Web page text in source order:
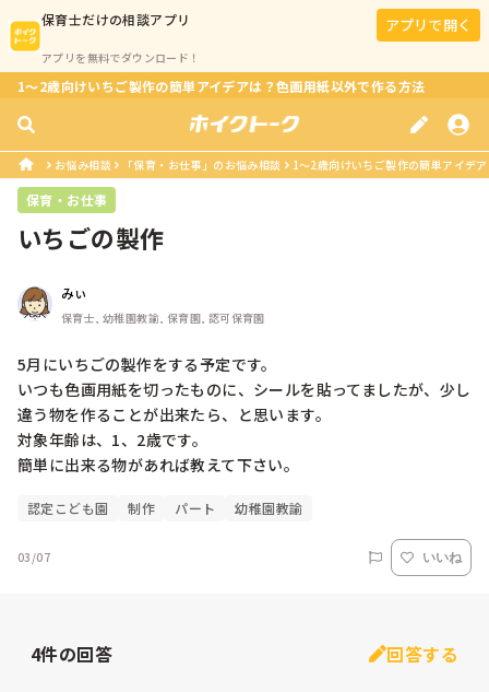
保育士だけの相談アプリ
アプリを無料でダウンロード！
アプリで開く
1～2歳向けいちご製作の簡単アイデアは？色画用紙以外で作る方法
お悩み相談 「保育・お仕事」のお悩み相談 1～2歳向けいちご製作の簡単アイデ
保育・お仕事
いちごの製作
みぃ
保育士, 幼稚園教諭, 保育園, 認可保育園
5月にいちごの製作をする予定です。
いつも色画用紙を切ったものに、シールを貼ってましたが、少し
違う物を作ることが出来たら、と思います。
対象年齢は、1、2歳です。
簡単に出来る物があれば教えて下さい。
認定こども園 制作 パート 幼稚園教諭
03/07 いいね
4件の回答 回答する